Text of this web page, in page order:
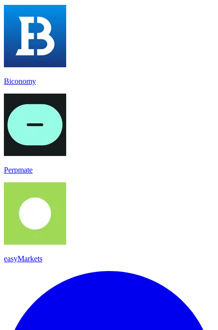
Biconomy
Perpmate
easyMarkets